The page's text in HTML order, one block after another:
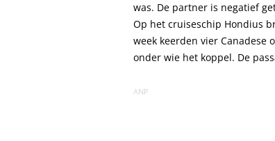
was. De partner is negatief
Op het cruiseschip Hondius
week keerden vier Canadese
onder wie het koppel. De
ANP